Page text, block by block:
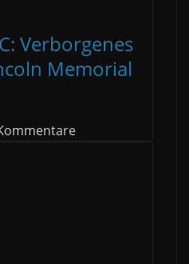
Verborgenes
Memorial